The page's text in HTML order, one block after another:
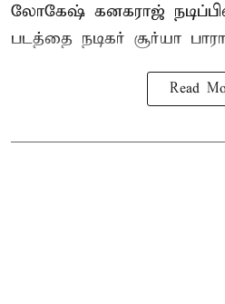
லோகேஷ் கனகராஜ் நடிப்பில்
படத்தை நடிகர் சூர்யா
Read